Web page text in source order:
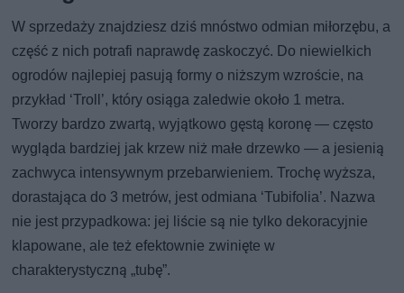
W sprzedaży znajdziesz dziś mnóstwo odmian miłorzębu, a
część z nich potrafi naprawdę zaskoczyć. Do niewielkich
ogrodów najlepiej pasują formy o niższym wzroście, na
przykład ‘Troll’, który osiąga zaledwie około 1 metra.
Tworzy bardzo zwartą, wyjątkowo gęstą koronę — często
wygląda bardziej jak krzew niż małe drzewko — a jesienią
zachwyca intensywnym przebarwieniem. Trochę wyższa,
dorastająca do 3 metrów, jest odmiana ‘Tubifolia’. Nazwa
nie jest przypadkowa: jej liście są nie tylko dekoracyjnie
klapowane, ale też efektownie zwinięte w
charakterystyczną „tubę”.